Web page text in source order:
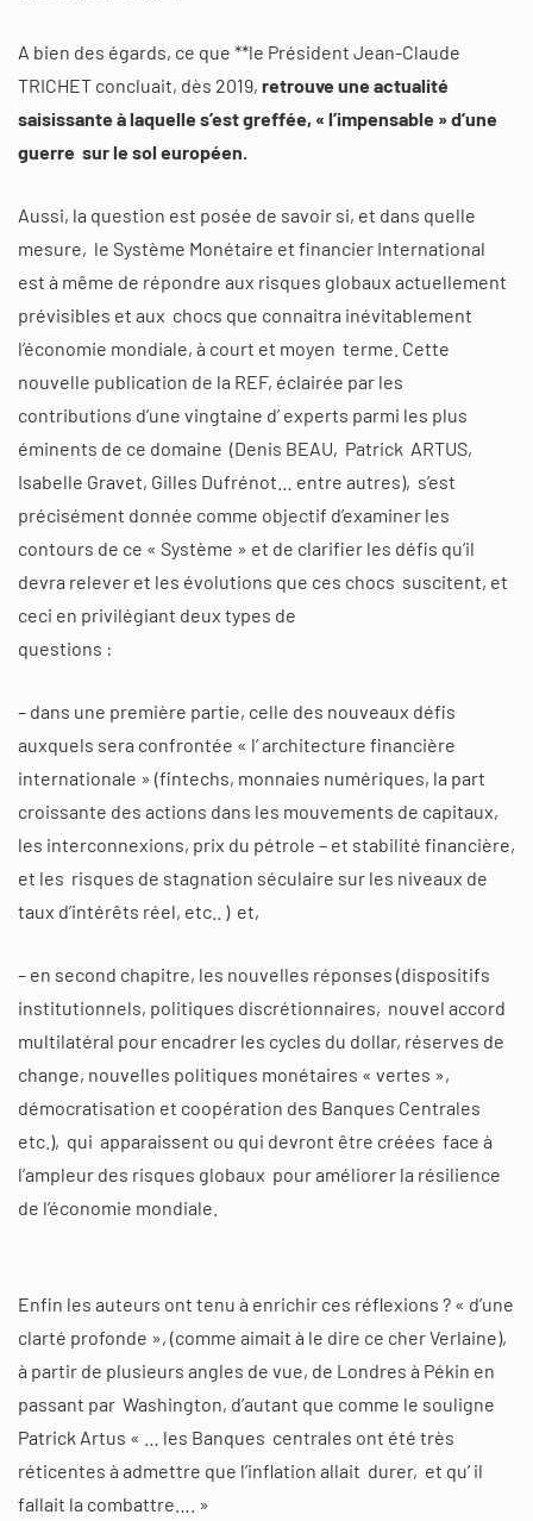
A bien des égards, ce que **le Président Jean-Claude
TRICHET concluait, dès 2019, retrouve une actualité
saisissante à laquelle s’est greffée, « l’impensable » d’une
guerre sur le sol européen.
Aussi, la question est posée de savoir si, et dans quelle
mesure, le Système Monétaire et financier International
est à même de répondre aux risques globaux actuellement
prévisibles et aux chocs que connaitra inévitablement
l’économie mondiale, à court et moyen terme. Cette
nouvelle publication de la REF, éclairée par les
contributions d’une vingtaine d’ experts parmi les plus
éminents de ce domaine (Denis BEAU, Patrick ARTUS,
Isabelle Gravet, Gilles Dufrénot… entre autres), s’est
précisément donnée comme objectif d’examiner les
contours de ce « Système » et de clarifier les défis qu’il
devra relever et les évolutions que ces chocs suscitent, et
ceci en privilégiant deux types de
questions :
– dans une première partie, celle des nouveaux défis
auxquels sera confrontée « l’ architecture financière
internationale » (fintechs, monnaies numériques, la part
croissante des actions dans les mouvements de capitaux,
les interconnexions, prix du pétrole – et stabilité financière,
et les risques de stagnation séculaire sur les niveaux de
taux d’intérêts réel, etc.. ) et,
– en second chapitre, les nouvelles réponses (dispositifs
institutionnels, politiques discrétionnaires, nouvel accord
multilatéral pour encadrer les cycles du dollar, réserves de
change, nouvelles politiques monétaires « vertes »,
démocratisation et coopération des Banques Centrales
etc.), qui apparaissent ou qui devront être créées face à
l’ampleur des risques globaux pour améliorer la résilience
de l’économie mondiale.
Enfin les auteurs ont tenu à enrichir ces réflexions ? « d’une
clarté profonde », (comme aimait à le dire ce cher Verlaine),
à partir de plusieurs angles de vue, de Londres à Pékin en
passant par Washington, d’autant que comme le souligne
Patrick Artus « … les Banques centrales ont été très
réticentes à admettre que l’inflation allait durer, et qu’ il
fallait la combattre…. »